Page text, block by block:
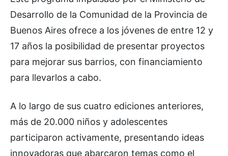
Desarrollo de la Comunidad de la Provincia de
Buenos Aires ofrece a los jóvenes de entre 12 y
17 años la posibilidad de presentar proyectos
para mejorar sus barrios, con financiamiento
para llevarlos a cabo.
A lo largo de sus cuatro ediciones anteriores,
más de 20.000 niños y adolescentes
participaron activamente, presentando ideas
innovadoras que abarcaron temas como el